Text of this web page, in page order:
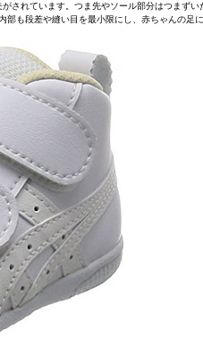
されています。つま先やソール部分はつまずい
部も段差や縫い目を最小限にし、赤ちゃんの足